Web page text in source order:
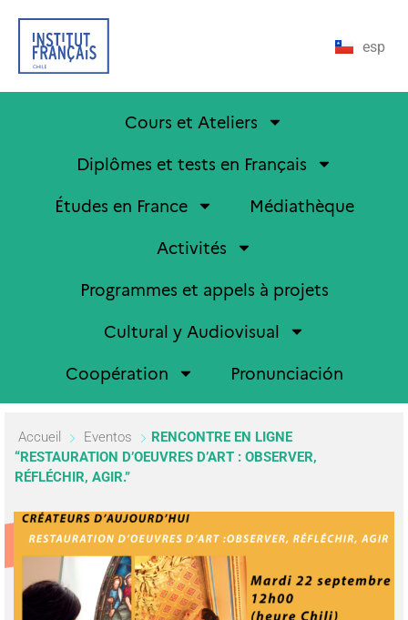
esp
Cours et Ateliers
Diplômes et tests en Français
Études en France
Médiathèque
Activités
Programmes et appels à projets
Cultural y Audiovisual
Coopération
Pronunciación
Accueil Eventos
RENCONTRE EN LIGNE
“RESTAURATION D’OEUVRES D’ART : OBSERVER,
RÉFLÉCHIR, AGIR.”